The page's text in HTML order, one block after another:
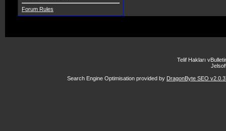
Forum Rules
Telif Hakları
Search Engine Optimisation provided by DragonByte SEO